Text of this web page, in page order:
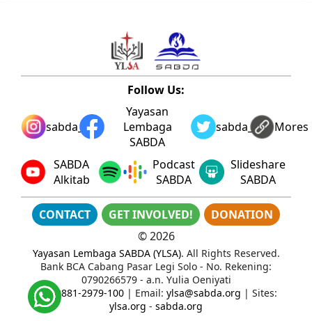
Follow Us:
sabda_ylsa
Yayasan
Lembaga
SABDA
sabda_ylsaMores
SABDA
Alkitab
Podcast
SABDA
Slideshare
SABDA
CONTACT GET INVOLVED!
DONATION
©2026
Yayasan Lembaga SABDA (YLSA). All Rights Reserved.
Bank BCA Cabang Pasar Legi Solo - No. Rekening:
0790266579 - a.n. Yulia Oeniyati
WA:0881-2979-100| Email: ylsa@sabda.org | Sites:
ylsa.org - sabda.org